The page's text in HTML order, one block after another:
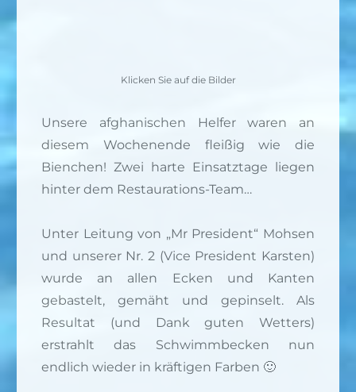
Klicken Sie auf die Bilder
Unsere afghanischen Helfer waren an
diesem Wochenende fleißig wie die
Bienchen! Zwei harte Einsatztage liegen
hinter dem Restaurations-Team…
Unter Leitung von „Mr President“ Mohsen
und unserer Nr. 2 (Vice President Karsten)
wurde an allen Ecken und Kanten
gebastelt, gemäht und gepinselt. Als
Resultat (und Dank guten Wetters)
erstrahlt das Schwimmbecken nun
endlich wieder in kräftigen Farben 🙂